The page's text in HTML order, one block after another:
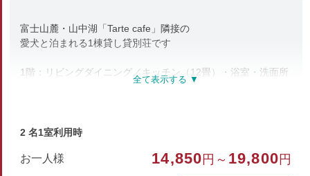
富士山麓・山中湖「Tarte cafe」隣接の
愛犬と泊まれる1棟貸し貸別荘です
1階：リビングダイニング／キッチン（12畳）・浴室・洗面所
2階：寝室（トリプル＋ツイン・6名利用時ソファベッド）
テレビ／洗濯機（無料・洗剤常備）／Wi-Fi可
＜キッチン＞
2 名1室利用時
お一人様 14,850 円～ 19,800 円